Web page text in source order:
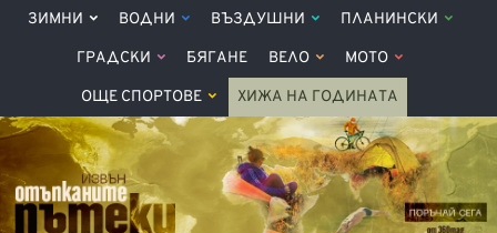
ЗИМНИ ВОДНИ ВЪЗДУШНИ ПЛАНИНСКИ
ГРАДСКИ БЯГАНЕ ВЕЛО МОТО
ОЩЕ СПОРТОВЕ ХИЖА НА ГОДИНАТА